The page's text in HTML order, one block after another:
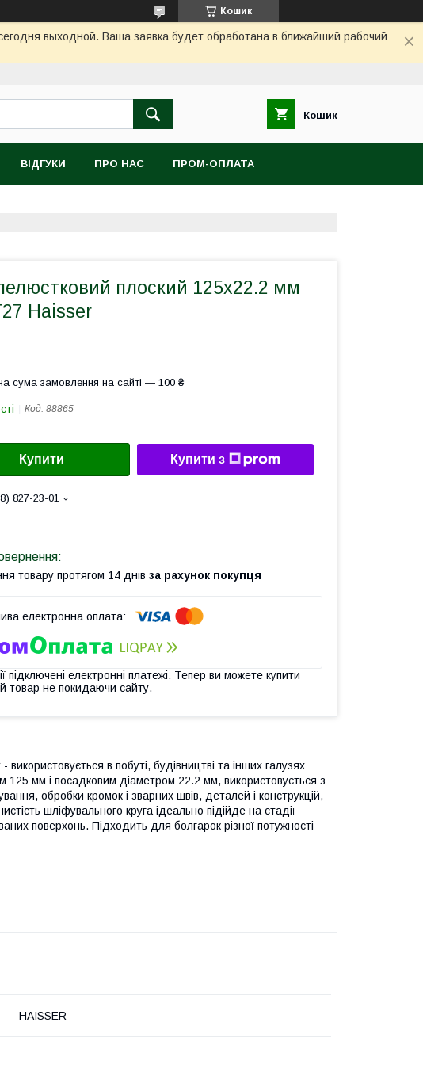
Кошик
выходной. Ваша заявка будет обработана в ближайший рабочий
Кошик
ВІДГУКИ ПРО НАС ПРОМ-ОПЛАТА
плоский 125х22.2 мм
Haisser
сума замовлення на сайті — 100 ₴
Код: 88865
Купити Купити з
827-23-01
товару протягом 14 днів за рахунок покупця
підключені електронні платежі. Тепер ви можете купити
товар не покидаючи сайту.
в побуті, будівництві та інших галузях
мм і посадковим діаметром 22.2 мм, використовується з
обробки кромок і зварних швів, деталей і конструкцій,
шліфувального круга ідеально підійде на стадії
поверхонь. Підходить для болгарок різної потужності
HAISSER